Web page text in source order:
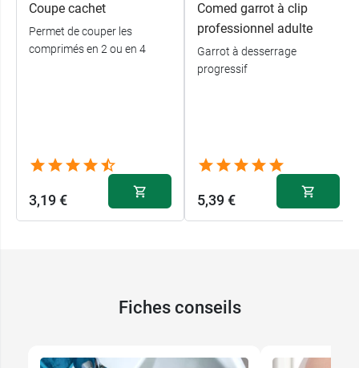
Coupe cachet
Permet de couper les
comprimés en 2 ou en 4
3,19 €
Comed garrot à clip
professionnel adulte
Garrot à desserrage
progressif
5,39 €
Fiches conseils